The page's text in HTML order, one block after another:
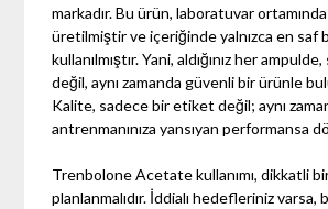
markadır. Bu ürün, laboratuvar
üretilmiştir ve içeriğinde yalnızca en saf
kullanılmıştır. Yani, aldığınız her
değil, aynı zamanda güvenli bir ürünle
Kalite, sadece bir etiket değil; aynı
antrenmanınıza yansıyan performansa
Trenbolone Acetate kullanımı, dikkatli
planlanmalıdır. İddialı hedefleriniz varsa,